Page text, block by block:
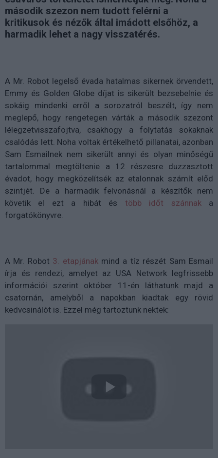
második szezon nem tudott felérni a
kritikusok és nézők által imádott elsőhöz, a
harmadik lehet a nagy visszatérés.
A Mr. Robot legelső évada hatalmas sikernek örvendett,
Emmy és Golden Globe díjat is sikerült bezsebelnie és
sokáig mindenki erről a sorozatról beszélt, így nem
meglepő, hogy rengetegen várták a második szezont
lélegzetvisszafojtva, csakhogy a folytatás sokaknak
csalódás lett. Noha voltak értékelhető pillanatai, azonban
Sam Esmailnek nem sikerült annyi és olyan minőségű
tartalommal megtöltenie a 12 részesre duzzasztott
évadot, hogy megközelítsék az etalonnak számít előd
szintjét. De a harmadik felvonásnál a készítők nem
követik el ezt a hibát és több időt szánnaka
forgatókönyvre.
A Mr. Robot 3. etapjánakmind a tíz részét Sam Esmail
írja és rendezi, amelyet az USA Network legfrissebb
információi szerint október 11-én láthatunk majd a
csatornán, amelyből a napokban kiadtak egy rövid
kedvcsinálót is. Ezzel még tartoztunk nektek: